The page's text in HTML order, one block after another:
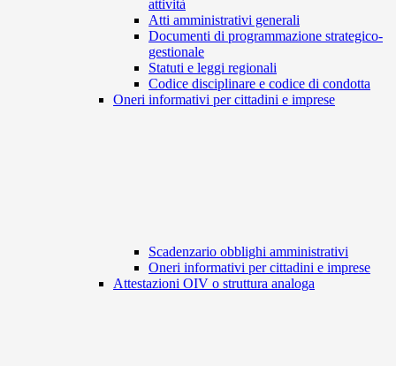
attività
Atti amministrativi generali
Documenti di programmazione strategico-
gestionale
Statuti e leggi regionali
Codice disciplinare e codice di condotta
Oneri informativi per cittadini e imprese
Scadenzario obblighi amministrativi
Oneri informativi per cittadini e imprese
Attestazioni OIV o struttura analoga